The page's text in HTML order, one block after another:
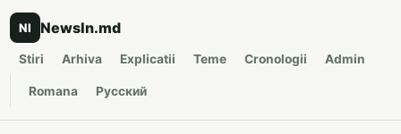
NI NewsIn.md
Stiri Arhiva Explicatii Teme Cronologii Admin
Romana Русский